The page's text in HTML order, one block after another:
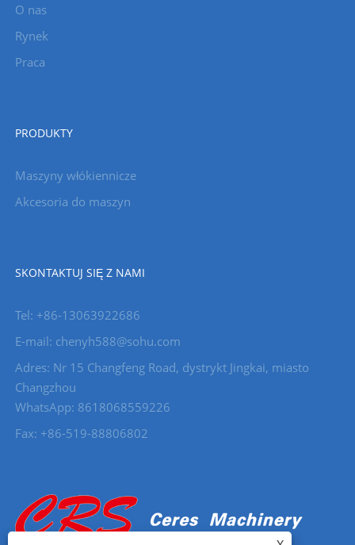
O nas
Rynek
Praca
PRODUKTY
Maszyny włókiennicze
Akcesoria do maszyn
SKONTAKTUJ SIĘ Z NAMI
Tel: +86-13063922686
E-mail: chenyh588@sohu.com
Adres: Nr 15 Changfeng Road, dystrykt Jingkai, miasto
Changzhou
WhatsApp: 8618068559226
Fax: +86-519-88806802